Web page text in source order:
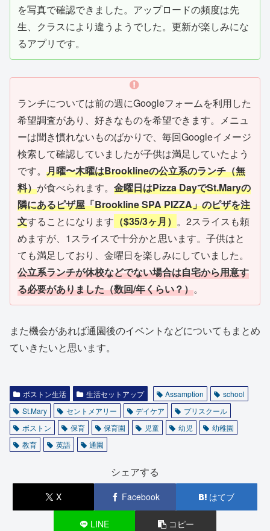
を写真で確認できました。アップロードの頻度は先
生、クラスにより違うようでした。更新が楽しみにな
るアプリです。
ランチについては前の週にGoogleフォームを利用した
希望調査があり、好きなものを希望できます。メニュ
ーは聞き慣れないものばかりで、毎回Googleイメージ
検索して確認していましたが子供は満足していたよう
です。 月曜〜木曜はBrooklineの公立系のランチ（無
料）が食べられます。 金曜日はPizza DayでSt.Maryの
隣にあるピザ屋「Brookline SPA PIZZA」のピザを注
文することになります （$35/3ヶ月） 。2スライスも頼
めますが、1スライスで十分かと思います。子供はと
ても満足しており、金曜日を楽しみにしていました。
公立系ランチが休校などでない場合は自宅から用意す
る必要がありました（数回/年くらい？）。
また機会があれば通園後のイベントなどについてもまとめ
ていきたいと思います。
ボストン生活 生活セットアップ Assamption
school
St.Mary
セントメアリー デイケア
プリスクール
ボストン
保育 保育園 児童 幼児
幼稚園
教育
英語 通園
シェアする
X Facebook はてブ
LINE コピー